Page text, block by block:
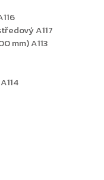
A117
mm) A113